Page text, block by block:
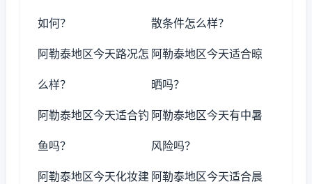
如何？ 散条件怎么样？
阿勒泰地区今天路况怎
么样？
阿勒泰地区今天适合晾
晒吗？
阿勒泰地区今天适合钓
鱼吗？
阿勒泰地区今天有中暑
风险吗？
阿勒泰地区今天化妆建 阿勒泰地区今天适合晨